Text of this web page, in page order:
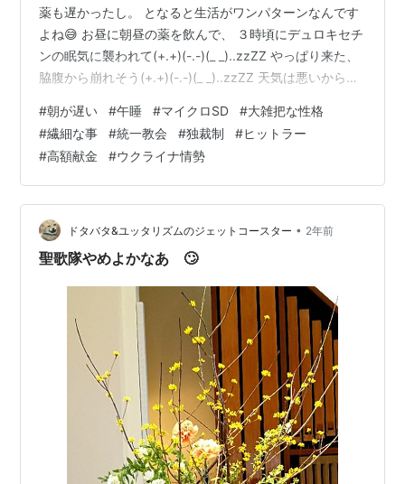
薬も遅かったし。 となると生活がワンパターンなんです
よね😅 お昼に朝昼の薬を飲んで、 ３時頃にデュロキセチ
ンの眠気に襲われて(+.+)(-.-)(_ _)..zzZZ やっぱり来た、
脇腹から崩れそう(+.+)(-.-)(_ _)..zzZZ 天気は悪いから笹
けど、 細い棒で突かないと開けられない。その棒は 昨日
DOCOMOで訊いたら 🧑「買った時にセットで付いてま
す。もしなかったら、 量販店にはあるかも知れません
ね。」って。 それで今日探したけど、ない 専用の手提げ
袋はあるのに入…
#朝が遅い #午睡 #マイクロSD #大雑把な性格
#繊細な事 #統一教会 #独裁制 #ヒットラー
#高額献金 #ウクライナ情勢
ドタバタ&ユッタリズムのジェットコースター • 2年前
聖歌隊やめよかなあ 🙄